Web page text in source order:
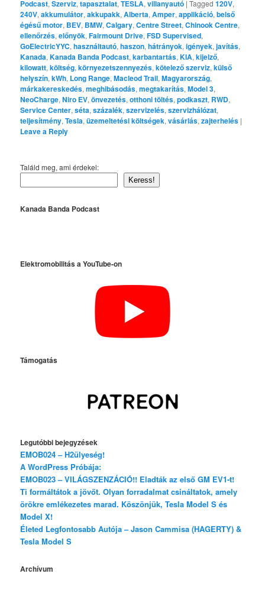
Podcast,Szerviz,tapasztalat,TESLA,villanyautó |Tagged 120V,
240V,akkumulátor,akkupakk,Alberta,Amper,applikáció,belső
égésű motor, BEV, BMW,Calgary,Centre Street,Chinook Centre,
ellenőrzés,előnyök,Fairmount Drive,FSD Supervised,
GoElectricYYC,használtautó,haszon,hátrányok,igények,javítás,
Kanada,Kanada Banda Podcast,karbantartás,KIA,kijelző,
kilowatt,költség,környezetszennyezés,kötelező szerviz,külső
helyszín,kWh, Long Range,Macleod Trail,Magyarország,
márkakereskedés,meghibásodás,megtakarítás,Model 3,
NeoCharge,Niro EV,önvezetés,otthoni töltés,podkaszt, RWD,
Service Center,séta,százalék,szervizelés,szervizhálózat,
teljesítmény,Tesla,üzemeltetési költségek,vásárlás,zajterhelés |
Leave a Reply
Találd meg, ami érdekel:
Keress!
Kanada Banda Podcast
Elektromobilitás a YouTube-on
Támogatás
Legutóbbi bejegyzések
EMOB024 – H2ülyeség!
A WordPress Próbája:
EMOB023 – VILÁGSZENZÁCIÓ!! Eladták az első GM EV1-t!
Ti formáltátok a jövőt. Olyan forradalmat csináltatok, amely
örökre emlékezetes marad. Köszönjük, Tesla Model S és
Model X!
Életed Legfontosabb Autója – Jason Cammisa (HAGERTY) &
Tesla Model S
Archívum